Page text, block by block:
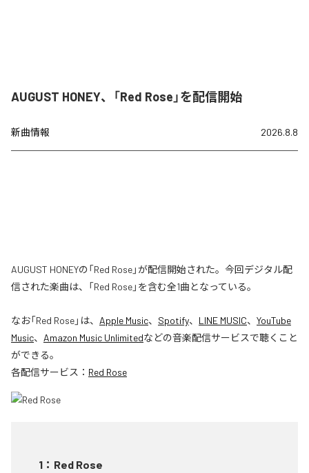
AUGUST HONEY、「Red Rose」を配信開始
新曲情報 2026.8.8
AUGUST HONEYの「Red Rose」が配信開始された。今回デジタル配
信された楽曲は、「Red Rose」を含む全1曲となっている。
なお「Red Rose」は、 Apple Music、 Spotify、 LINE MUSIC、 YouTube
Music、 Amazon Music Unlimitedなどの音楽配信サービスで聴くこと
ができる。
各配信サービス： Red Rose
1 ： Red Rose